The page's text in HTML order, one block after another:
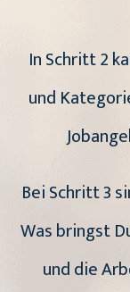
In Schritt 2
und
Bei Schritt 3
Was bringst
und die